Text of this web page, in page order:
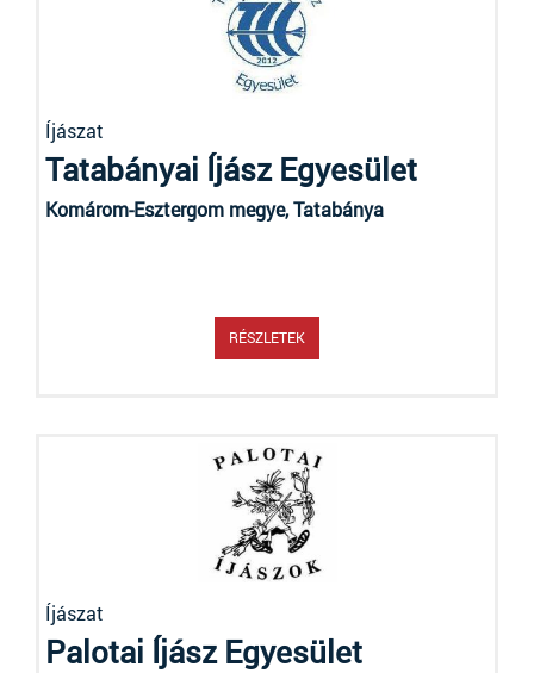
Íjászat
Tatabányai Íjász Egyesület
Komárom-Esztergom megye, Tatabánya
RÉSZLETEK
Íjászat
Palotai Íjász Egyesület